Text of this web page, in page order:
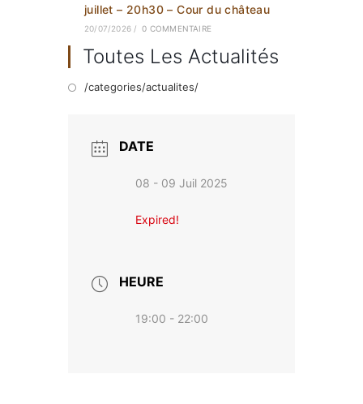
juillet – 20h30 – Cour du château
20/07/2026 / 0 COMMENTAIRE
Toutes Les Actualités
/categories/actualites/
DATE
08 - 09 Juil 2025
Expired!
HEURE
19:00 - 22:00